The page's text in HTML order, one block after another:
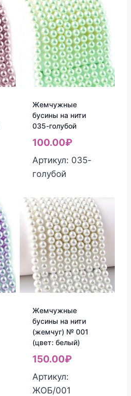
Жемчужные
бусины на нити
035-голубой
100.00₽
Артикул: 035-
голубой
Жемчужные
бусины на нити
(жемчуг) № 001
(цвет: белый)
150.00₽
Артикул:
ЖОБ/001